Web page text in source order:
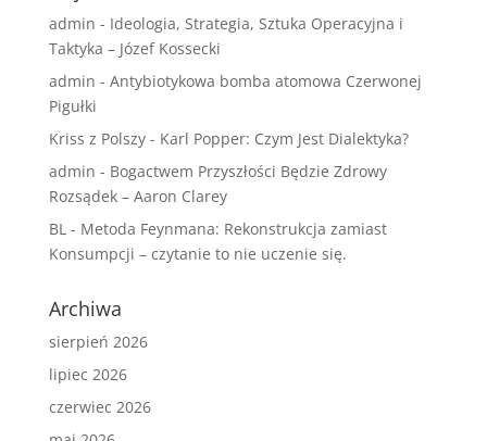
admin - Ideologia, Strategia, Sztuka Operacyjna i
Taktyka – Józef Kossecki
admin - Antybiotykowa bomba atomowa Czerwonej
Pigułki
Kriss z Polszy- Karl Popper: Czym Jest Dialektyka?
admin - Bogactwem Przyszłości Będzie Zdrowy
Rozsądek – Aaron Clarey
BL- Metoda Feynmana: Rekonstrukcja zamiast
Konsumpcji – czytanie to nie uczenie się.
Archiwa
sierpień 2026
lipiec 2026
czerwiec 2026